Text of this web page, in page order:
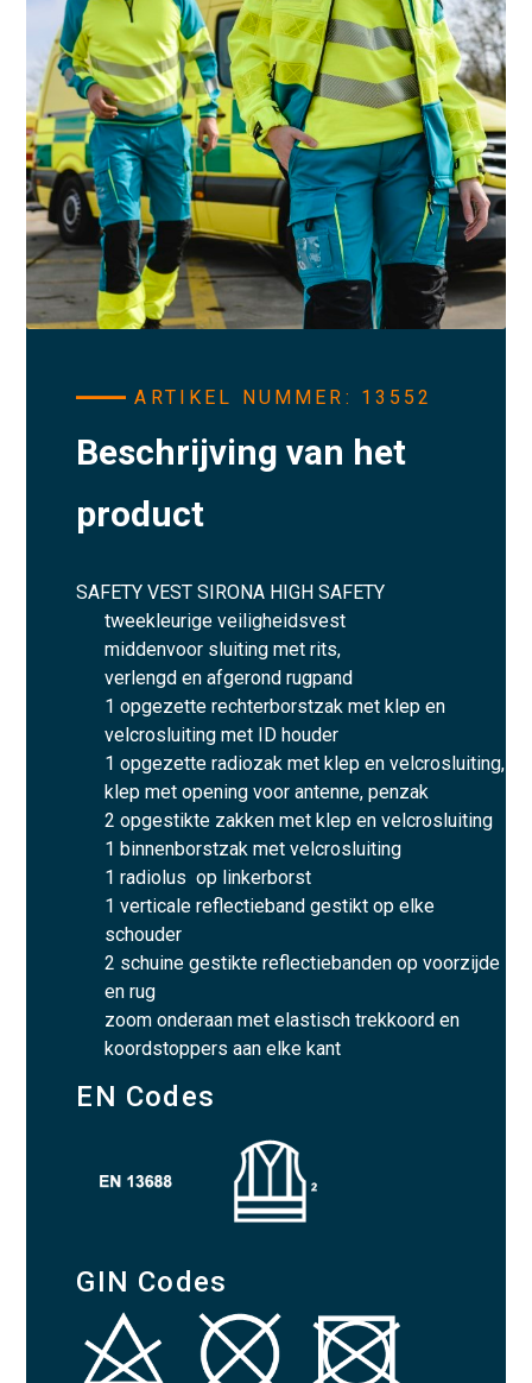
ARTIKEL NUMMER: 13552
Beschrijving van het
product
SAFETY VEST SIRONA HIGH SAFETY
tweekleurige veiligheidsvest
middenvoor sluiting met rits,
verlengd en afgerond rugpand
1 opgezette rechterborstzak met klep en
velcrosluiting met ID houder
1 opgezette radiozak met klep en velcrosluiting,
klep met opening voor antenne, penzak
2 opgestikte zakken met klep en velcrosluiting
1 binnenborstzak met velcrosluiting
1 radiolus op linkerborst
1 verticale reflectieband gestikt op elke
schouder
2 schuine gestikte reflectiebanden op voorzijde
en rug
zoom onderaan met elastisch trekkoord en
koordstoppers aan elke kant
EN Codes
GIN Codes